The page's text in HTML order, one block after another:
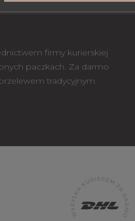
firmy kurierskiej
paczkach. Za darmo
tradycyjnym.